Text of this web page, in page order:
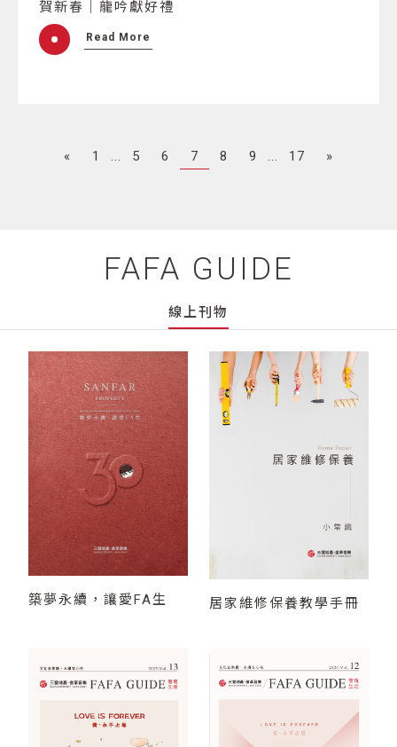
賀新春｜龍吟獻好禮
Read More
« 1 ... 5 6 7 8 9 ... 17 »
FAFA GUIDE
線上刊物
築夢永續，讓愛FA生 居家維修保養教學手冊